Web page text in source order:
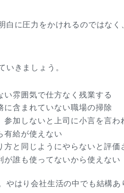
白に圧力をかけれるのではな
いきましょう。
い雰囲気で仕方なく残業する
に含まれていない職場の掃除
参加しないと上司に小言を言わ
有給が使えない
方と同じようにやらないと評価
が誰も使ってないから使えない
やはり会社生活の中でも結構あ